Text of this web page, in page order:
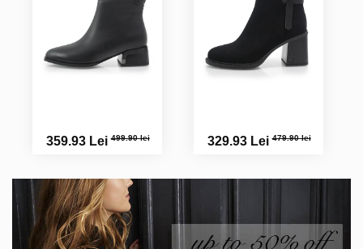
359.93 Lei499.90 lei 329.93 Lei479.90 lei